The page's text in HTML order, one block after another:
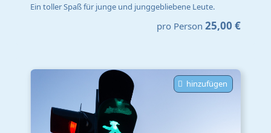
Ein toller Spaß für junge und junggebliebene Leute.
pro Person 25,00 €
hinzufügen